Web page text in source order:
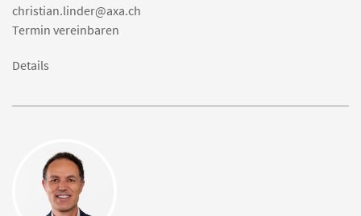
christian.linder@axa.ch
Termin vereinbaren
Details